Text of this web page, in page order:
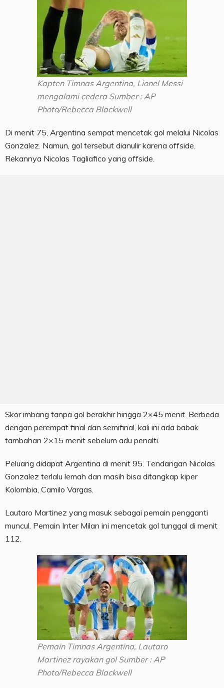
Kapten Timnas Argentina, Lionel Messi
mengalami cedera Sumber : AP
Photo/Rebecca Blackwell
Di menit 75, Argentina sempat mencetak gol melalui Nicolas
Gonzalez. Namun, gol tersebut dianulir karena offside.
Rekannya Nicolas Tagliafico yang offside.
Skor imbang tanpa gol berakhir hingga 2×45 menit. Berbeda
dengan perempat final dan semifinal, kali ini ada babak
tambahan 2×15 menit sebelum adu penalti.
Peluang didapat Argentina di menit 95. Tendangan Nicolas
Gonzalez terlalu lemah dan masih bisa ditangkap kiper
Kolombia, Camilo Vargas.
Lautaro Martinez yang masuk sebagai pemain pengganti
muncul. Pemain Inter Milan ini mencetak gol tunggal di menit
112.
Pemain Timnas Argentina, Lautaro
Martinez rayakan gol Sumber : AP
Photo/Rebecca Blackwell